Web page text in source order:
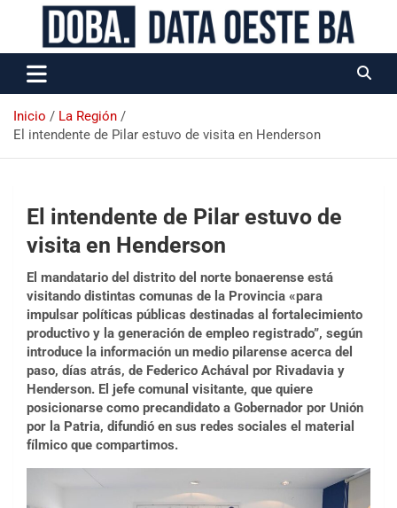
Data Oeste BA
Inicio
La Región
El intendente de Pilar estuvo de visita en Henderson
El intendente de Pilar estuvo de
visita en Henderson
El mandatario del distrito del norte bonaerense está
visitando distintas comunas de la Provincia «para
impulsar políticas públicas destinadas al fortalecimiento
productivo y la generación de empleo registrado”, según
introduce la información un medio pilarense acerca del
paso, días atrás, de Federico Achával por Rivadavia y
Henderson. El jefe comunal visitante, que quiere
posicionarse como precandidato a Gobernador por Unión
por la Patria, difundió en sus redes sociales el material
fílmico que compartimos.